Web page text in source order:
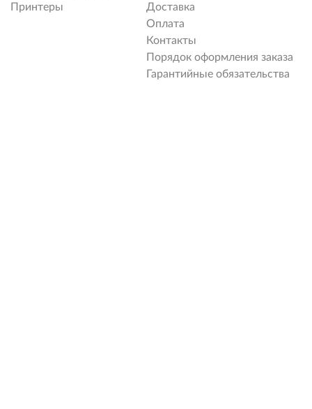
Принтеры
Доставка
Оплата
Контакты
Порядок оформления заказа
Гарантийные обязательства